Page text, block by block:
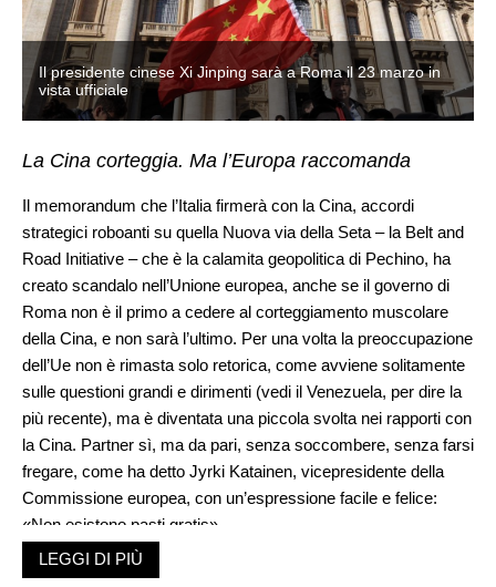
Il presidente cinese Xi Jinping sarà a Roma il 23 marzo in
vista ufficiale
La Cina corteggia. Ma l’Europa raccomanda
Il memorandum che l’Italia firmerà con la Cina, accordi
strategici roboanti su quella Nuova via della Seta – la Belt and
Road Initiative – che è la calamita geopolitica di Pechino, ha
creato scandalo nell’Unione europea, anche se il governo di
Roma non è il primo a cedere al corteggiamento muscolare
della Cina, e non sarà l’ultimo. Per una volta la preoccupazione
dell’Ue non è rimasta solo retorica, come avviene solitamente
sulle questioni grandi e dirimenti (vedi il Venezuela, per dire la
più recente), ma è diventata una piccola svolta nei rapporti con
la Cina. Partner sì, ma da pari, senza soccombere, senza farsi
fregare, come ha detto Jyrki Katainen, vicepresidente della
Commissione europea, con un’espressione facile e felice:
«Non esistono pasti gratis».
Nulla arriva per nulla, non pensate che il regime di Pechino sia
improvvisamente generoso o mosso da chissà quale istinto di
LEGGI DI PIÙ